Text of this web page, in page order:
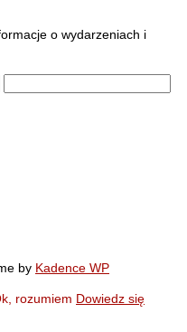
o wydarzeniach i
by Kadence WP
rozumiem Dowiedz się